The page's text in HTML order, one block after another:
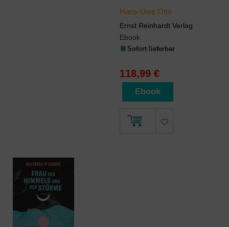
Hans-Uwe Otto
Ernst Reinhardt Verlag
Ebook
Sofort lieferbar
118,99 €
Ebook